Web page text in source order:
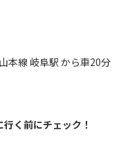
本線 岐阜駅 から車20分
く前にチェック！